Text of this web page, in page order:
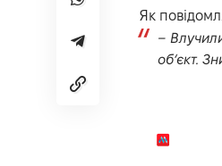
Як
–
об‘єкт.